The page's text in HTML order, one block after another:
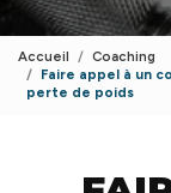
Accueil
Coaching
Faire appel à un
perte de poids